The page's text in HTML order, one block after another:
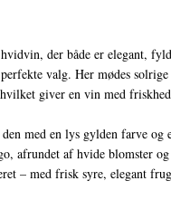
der både er elegant,
valg. Her mødes
giver en vin med
den med en lys gylden farve
afrundet af hvide blomster
– med frisk syre, elegant